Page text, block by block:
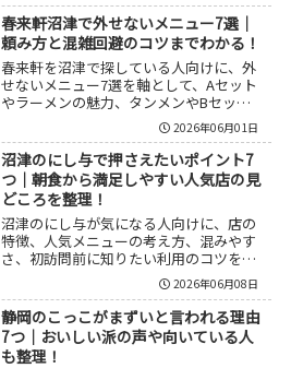
いも踏まえながら、家庭でも再現しやす
い手順で、郷土料理らしい濃厚さとやさ
しい味わいを両立しやすい形にまとめて
いる。
春来軒沼津で外せないメニュー7選｜
頼み方と混雑回避のコツまでわかる！
春来軒を沼津で探している人向けに、外
せないメニュー7選を軸として、Aセット
やラーメンの魅力、タンメンやBセット
の選び方、アクセス、営業時間の見方、
混雑を避けるコツまで整理した。昔なが
らの中華そばが好きな人に向く理由や、
車での利用がしやすいかどうかも含め
て、初訪問前に知りたいポイントをまと
めている。
2026年06月01日
沼津のにし与で押さえたいポイント7
つ｜朝食から満足しやすい人気店の見
どころを整理！
沼津のにし与が気になる人向けに、店の
特徴、人気メニューの考え方、混みやす
さ、初訪問前に知りたい利用のコツを整
理しました。朝から動ける営業スタイル
や、海鮮とフライの両方を楽しみやすい
強み、沼津港観光と合わせた回り方まで
まとめているので、行く前に全体像をつ
かみたい人に役立ちます。
2026年06月08日
静岡のこっこがまずいと言われる理由
7つ｜おいしい派の声や向いている人
も整理！